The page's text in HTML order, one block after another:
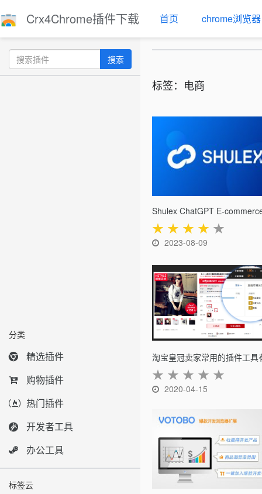
Crx4Chrome插件下载 首页 chrome浏览器
搜索
分类
精选插件
购物插件
热门插件
开发者工具
办公工具
标签云
标签：电商
★ ★ ★ ★ ★
2023-08-09
★ ★ ★ ★ ★
2020-04-15